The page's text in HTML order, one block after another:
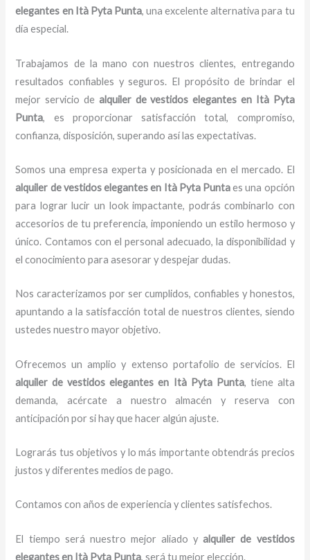
elegantes en Ità Pyta Punta, una excelente alternativa para tu
día especial.
Trabajamos de la mano con nuestros clientes, entregando
resultados confiables y seguros. El propósito de brindar el
mejor servicio de alquiler de vestidos elegantes en Ità Pyta
Punta, es proporcionar satisfacción total, compromiso,
confianza, disposición, superando así las expectativas.
Somos una empresa experta y posicionada en el mercado. El
alquiler de vestidos elegantesen Ità Pyta Puntaes una opción
para lograr lucir un look impactante, podrás combinarlo con
accesorios de tu preferencia, imponiendo un estilo hermoso y
único. Contamos con el personal adecuado, la disponibilidad y
el conocimiento para asesorar y despejar dudas.
Nos caracterizamos por ser cumplidos, confiables y honestos,
apuntando a la satisfacción total de nuestros clientes, siendo
ustedes nuestro mayor objetivo.
Ofrecemos un amplio y extenso portafolio de servicios. El
alquiler de vestidos elegantes en Ità Pyta Punta, tiene alta
demanda, acércate a nuestro almacén y reserva con
anticipación por si hay que hacer algún ajuste.
Lograrás tus objetivos y lo más importante obtendrás precios
justos y diferentes medios de pago.
Contamos con años de experiencia y clientes satisfechos.
El tiempo será nuestro mejor aliado yalquiler de vestidos
elegantes en Ità Pyta Punta, será tu mejor elección.